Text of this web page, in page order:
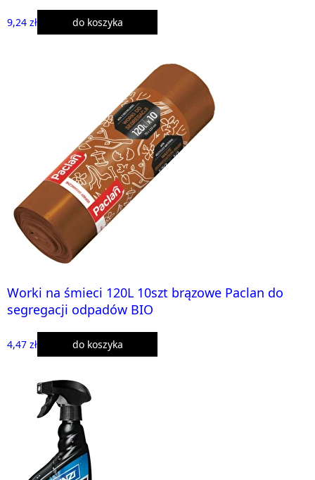
9,24 zł do koszyka
Worki na śmieci 120L 10szt brązowe Paclan do
segregacji odpadów BIO
4,47 zł do koszyka